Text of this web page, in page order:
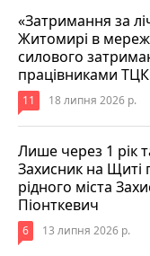
«Затримання за
Житомирі в
силового
працівниками
11 18 липня 2026 р.
Лише через 1 рік
Захисник на Щиті
рідного міста
Піонткевич
6 13 липня 2026 р.